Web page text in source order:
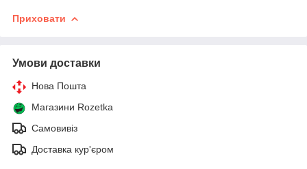
Приховати
Умови доставки
Нова Пошта
Магазини Rozetka
Самовивіз
Доставка кур'єром